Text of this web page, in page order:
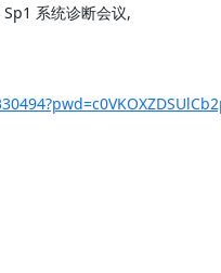
系统诊断会议,